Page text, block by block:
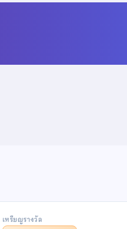
เหรียญรางวัล